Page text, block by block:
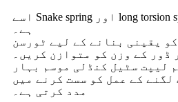
اسے Snake spring اور long torsion spring بھی کہا جاتا
ہے۔
یقینی بنانے کے لیے ٹورسن
ڈور کے وزن کو متوازن کریں۔
لیپت سٹیل کنڈلی موسم بہار
لگنے کے عمل کو سست کرنے میں
مدد کرتی ہے۔